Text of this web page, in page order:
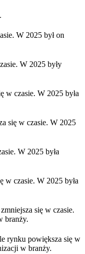
W 2025 był on
W 2025 były
w czasie. W 2025 była
się w czasie. W 2025
W 2025 była
w czasie. W 2025 była
zmniejsza się w czasie.
branży.
rynku powiększa się w
w branży.